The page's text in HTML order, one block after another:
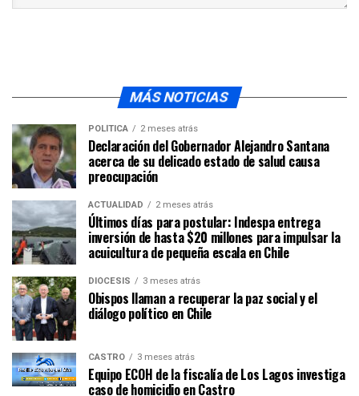
MÁS NOTICIAS
POLÍTICA 2 meses atrás
Declaración del Gobernador Alejandro Santana
acerca de su delicado estado de salud causa
preocupación
ACTUALIDAD 2 meses atrás
Últimos días para postular: Indespa entrega
inversión de hasta $20 millones para impulsar la
acuicultura de pequeña escala en Chile
DIÓCESIS 3 meses atrás
Obispos llaman a recuperar la paz social y el
diálogo político en Chile
CASTRO 3 meses atrás
Equipo ECOH de la fiscalía de Los Lagos investiga
caso de homicidio en Castro